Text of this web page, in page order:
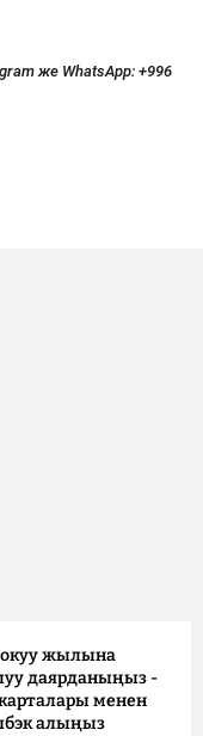
же WhatsApp: +996
жылына
даярданыңыз -
менен
алыңыз